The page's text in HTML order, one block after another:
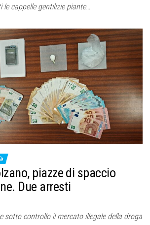
cappelle gentilizie piante…
piazze di spaccio
Due arresti
sotto controllo il mercato illegale della droga